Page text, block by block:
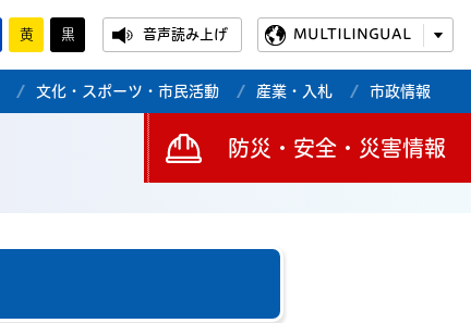
黄 黒 音声読み上げ MULTILINGUAL
文化・スポーツ・市民活動 産業・入札 市政情報
防災・安全・災害情報